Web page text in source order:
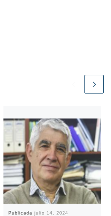
Publicadajulio 14, 2024